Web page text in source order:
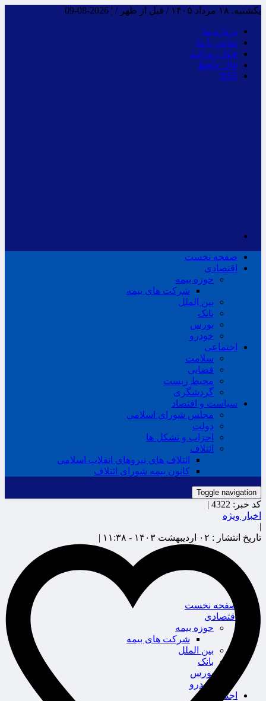
یکشنبه, ۱۸ مرداد ۱۴۰۵ / قبل از ظهر / |
2026-08-09
درباره ما
تماس با ما
فـال روزانـه
فال حافظ
RSS
صفحه نخست
اقتصادی
حوزه بیمه
شرکت های بیمه
بین الملل
بانک
بورس
خودرو
اجتماعی
سلامت
قضایی
محیط زیست
گردشگری
سیاست و اقتصاد
مجلس شورای اسلامی
دولت
احزاب و تشکل ها
ائتلاف
ائتلاف های نیروهای انقلاب اسلامی
کانون بیمه شورای ائتلاف
Toggle navigation
صفحه نخست
اقتصادی
حوزه بیمه
شرکت های بیمه
بین الملل
بانک
بورس
خودرو
اجتماعی
کد خبر: 4322 |
اخبار ویژه
|
تاریخ انتشار : ۰۲ اردیبهشت ۱۴۰۳ - ۱۱:۳۸ |